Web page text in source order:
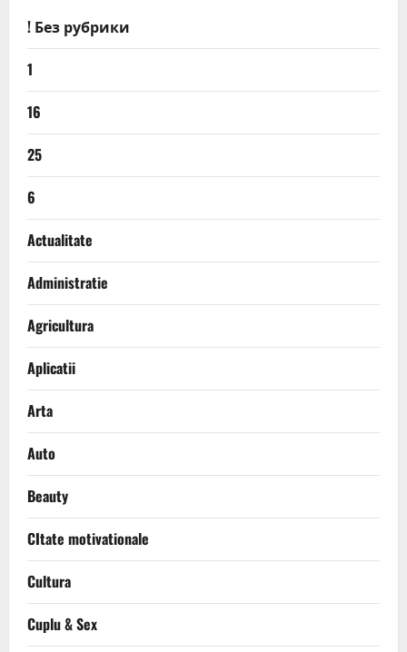
! Без рубрики
1
16
25
6
Actualitate
Administratie
Agricultura
Aplicatii
Arta
Auto
Beauty
CItate motivationale
Cultura
Cuplu & Sex